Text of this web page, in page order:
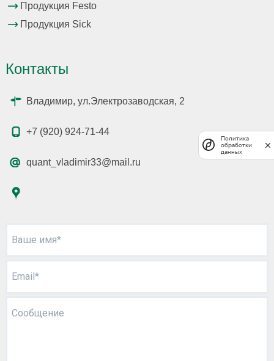
Продукция Festo
Продукция Sick
Контакты
Владимир, ул.Электрозаводская, 2
+7 (920) 924-71-44
quant_vladimir33@mail.ru
Ваше имя*
Email*
Сообщение
Политика
обработки
данных